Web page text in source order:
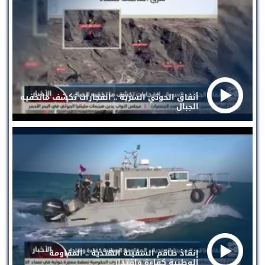
أنفاق الحوثي السرية .. انفجارات تكشف ماتخفيه
الجبال
إنقاذ طاقم السفينة الهندية .. المقاومة